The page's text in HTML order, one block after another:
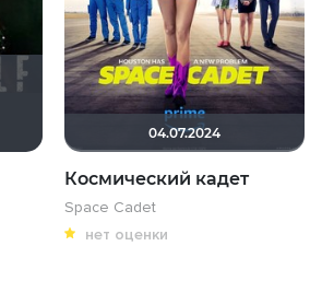
aodinchov7969
Рижанка
GEN7801
04.07.2024
Космический кадет
Space Cadet
нет оценки